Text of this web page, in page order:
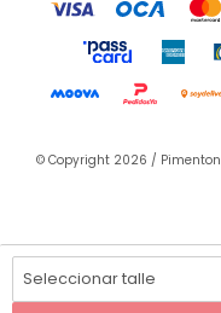
Seleccionar talle
© Copyright 2026 / Pimenton